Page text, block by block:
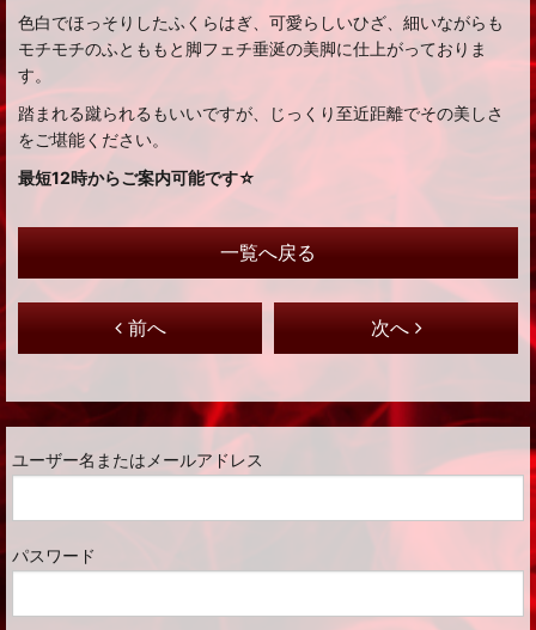
色白でほっそりしたふくらはぎ、可愛らしいひざ、細いながらも
モチモチのふとももと脚フェチ垂涎の美脚に仕上がっておりま
す。
踏まれる蹴られるもいいですが、じっくり至近距離でその美しさ
をご堪能ください。
最短12時からご案内可能です☆
前へ
一覧へ戻る
次へ
ユーザー名またはメールアドレス
パスワード